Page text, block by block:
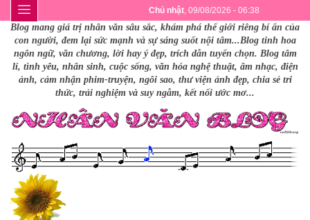
Chủ nhật, 09/08/2026 - 06:38
Blog mang giá trị nhân văn sâu sắc, khám phá thế giới riêng bí ẩn của
con người, đem lại sức mạnh và sự sáng suốt nội tâm...Blog tinh hoa
ngôn ngữ, văn chương, lời hay ý đẹp, trích dẫn tuyển chọn. Blog tâm
lí, tình yêu, nhân sinh, cuộc sống, văn hóa nghệ thuật, âm nhạc, điện
ảnh, cảm nhận phim-truyện, ngôi sao, thư viện ảnh đẹp, chia sẻ tri
thức, trải nghiệm và suy ngẫm, kết nối ước mơ...